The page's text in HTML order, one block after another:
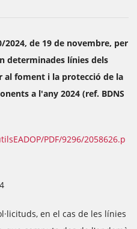
2024, de 19 de novembre, per
determinades línies dels
al foment i la protecció de la
a l'any 2024 (ref. BDNS
PDF/9296/2058626.p
en el cas de les línies